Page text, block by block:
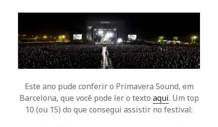
Este ano pude conferir o Primavera Sound, em
Barcelona, que você pode ler o texto aqui. Um top
10 (ou 15) do que consegui assistir no festival: